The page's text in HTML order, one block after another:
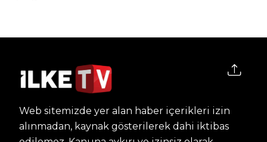
Web sitemizde yer alan haber içerikleri izin
alınmadan, kaynak gösterilerek dahi iktibas